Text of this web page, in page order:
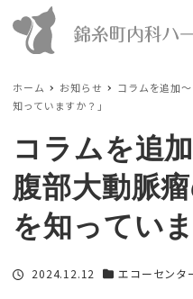
ホーム お知らせ
コラムを追加
知っていますか？」
コラムを追
腹部大動脈
を知ってい
投稿日
2024.12.12
カテゴリー
エコーセンタ